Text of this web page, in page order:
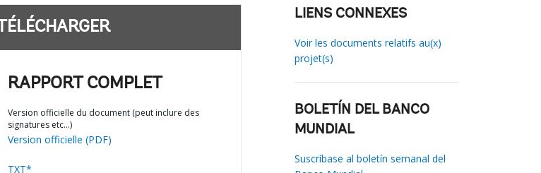
TÉLÉCHARGER
RAPPORT COMPLET
Version officielle du document (peut inclure des
signatures etc…)
Version officielle (PDF)
TXT*
LIENS CONNEXES
Voir les documents relatifs au(x)
projet(s)
BOLETÍN DEL BANCO
MUNDIAL
Suscríbase al boletín semanal del